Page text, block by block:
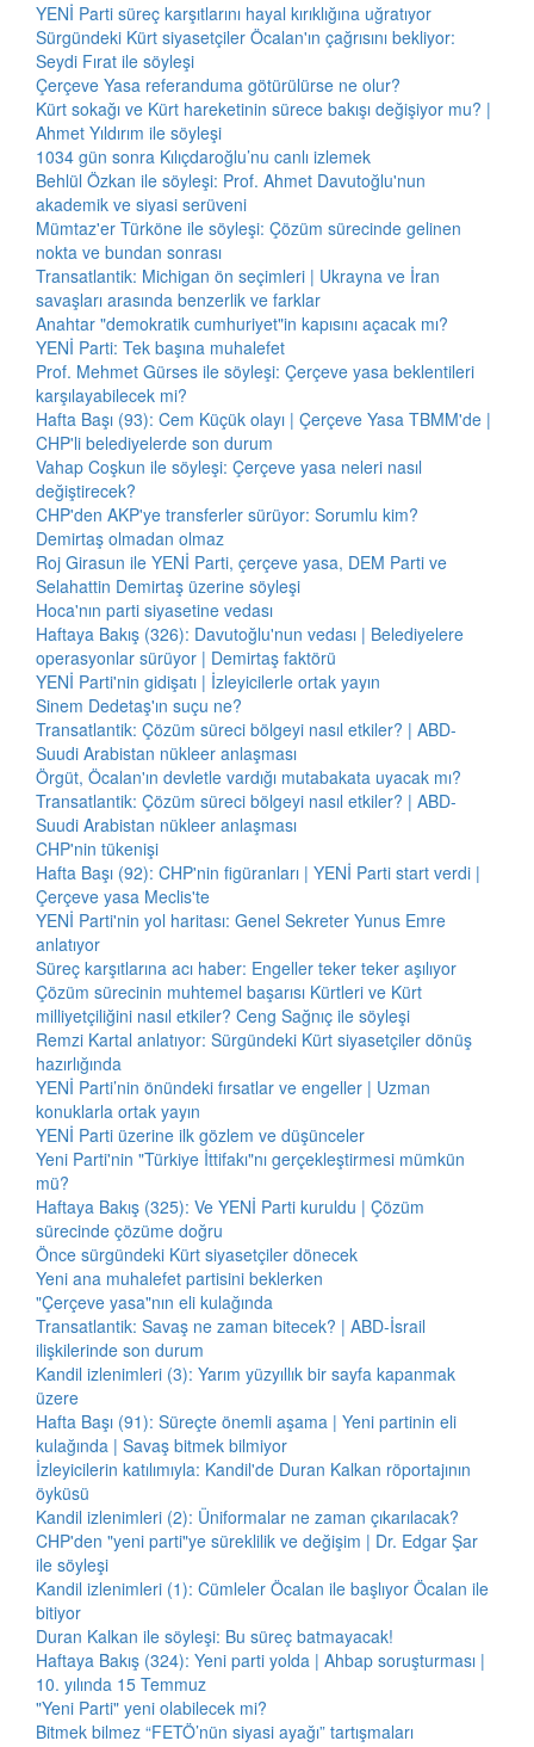
YENİ Parti süreç karşıtlarını hayal kırıklığına uğratıyor
Sürgündeki Kürt siyasetçiler Öcalan'ın çağrısını bekliyor:
Seydi Fırat ile söyleşi
Çerçeve Yasa referanduma götürülürse ne olur?
Kürt sokağı ve Kürt hareketinin sürece bakışı değişiyor mu? |
Ahmet Yıldırım ile söyleşi
1034 gün sonra Kılıçdaroğlu’nu canlı izlemek
Behlül Özkan ile söyleşi: Prof. Ahmet Davutoğlu'nun
akademik ve siyasi serüveni
Mümtaz'er Türköne ile söyleşi: Çözüm sürecinde gelinen
nokta ve bundan sonrası
Transatlantik: Michigan ön seçimleri | Ukrayna ve İran
savaşları arasında benzerlik ve farklar
Anahtar "demokratik cumhuriyet"in kapısını açacak mı?
YENİ Parti: Tek başına muhalefet
Prof. Mehmet Gürses ile söyleşi: Çerçeve yasa beklentileri
karşılayabilecek mi?
Hafta Başı (93): Cem Küçük olayı | Çerçeve Yasa TBMM'de |
CHP'li belediyelerde son durum
Vahap Coşkun ile söyleşi: Çerçeve yasa neleri nasıl
değiştirecek?
CHP'den AKP'ye transferler sürüyor: Sorumlu kim?
Demirtaş olmadan olmaz
Roj Girasun ile YENİ Parti, çerçeve yasa, DEM Parti ve
Selahattin Demirtaş üzerine söyleşi
Hoca'nın parti siyasetine vedası
Haftaya Bakış (326): Davutoğlu'nun vedası | Belediyelere
operasyonlar sürüyor | Demirtaş faktörü
YENİ Parti'nin gidişatı | İzleyicilerle ortak yayın
Sinem Dedetaş'ın suçu ne?
Transatlantik: Çözüm süreci bölgeyi nasıl etkiler? | ABD-
Suudi Arabistan nükleer anlaşması
Örgüt, Öcalan'ın devletle vardığı mutabakata uyacak mı?
Transatlantik: Çözüm süreci bölgeyi nasıl etkiler? | ABD-
Suudi Arabistan nükleer anlaşması
CHP'nin tükenişi
Hafta Başı (92): CHP'nin figüranları | YENİ Parti start verdi |
Çerçeve yasa Meclis'te
YENİ Parti'nin yol haritası: Genel Sekreter Yunus Emre
anlatıyor
Süreç karşıtlarına acı haber: Engeller teker teker aşılıyor
Çözüm sürecinin muhtemel başarısı Kürtleri ve Kürt
milliyetçiliğini nasıl etkiler? Ceng Sağnıç ile söyleşi
Remzi Kartal anlatıyor: Sürgündeki Kürt siyasetçiler dönüş
hazırlığında
YENİ Parti’nin önündeki fırsatlar ve engeller | Uzman
konuklarla ortak yayın
YENİ Parti üzerine ilk gözlem ve düşünceler
Yeni Parti'nin "Türkiye İttifakı"nı gerçekleştirmesi mümkün
mü?
Haftaya Bakış (325): Ve YENİ Parti kuruldu | Çözüm
sürecinde çözüme doğru
Önce sürgündeki Kürt siyasetçiler dönecek
Yeni ana muhalefet partisini beklerken
"Çerçeve yasa"nın eli kulağında
Transatlantik: Savaş ne zaman bitecek? | ABD-İsrail
ilişkilerinde son durum
Kandil izlenimleri (3): Yarım yüzyıllık bir sayfa kapanmak
üzere
Hafta Başı (91): Süreçte önemli aşama | Yeni partinin eli
kulağında | Savaş bitmek bilmiyor
İzleyicilerin katılımıyla: Kandil'de Duran Kalkan röportajının
öyküsü
Kandil izlenimleri (2): Üniformalar ne zaman çıkarılacak?
CHP'den "yeni parti"ye süreklilik ve değişim | Dr. Edgar Şar
ile söyleşi
Kandil izlenimleri (1): Cümleler Öcalan ile başlıyor Öcalan ile
bitiyor
Duran Kalkan ile söyleşi: Bu süreç batmayacak!
Haftaya Bakış (324): Yeni parti yolda | Ahbap soruşturması |
10. yılında 15 Temmuz
"Yeni Parti" yeni olabilecek mi?
Bitmek bilmez “FETÖ’nün siyasi ayağı” tartışmaları